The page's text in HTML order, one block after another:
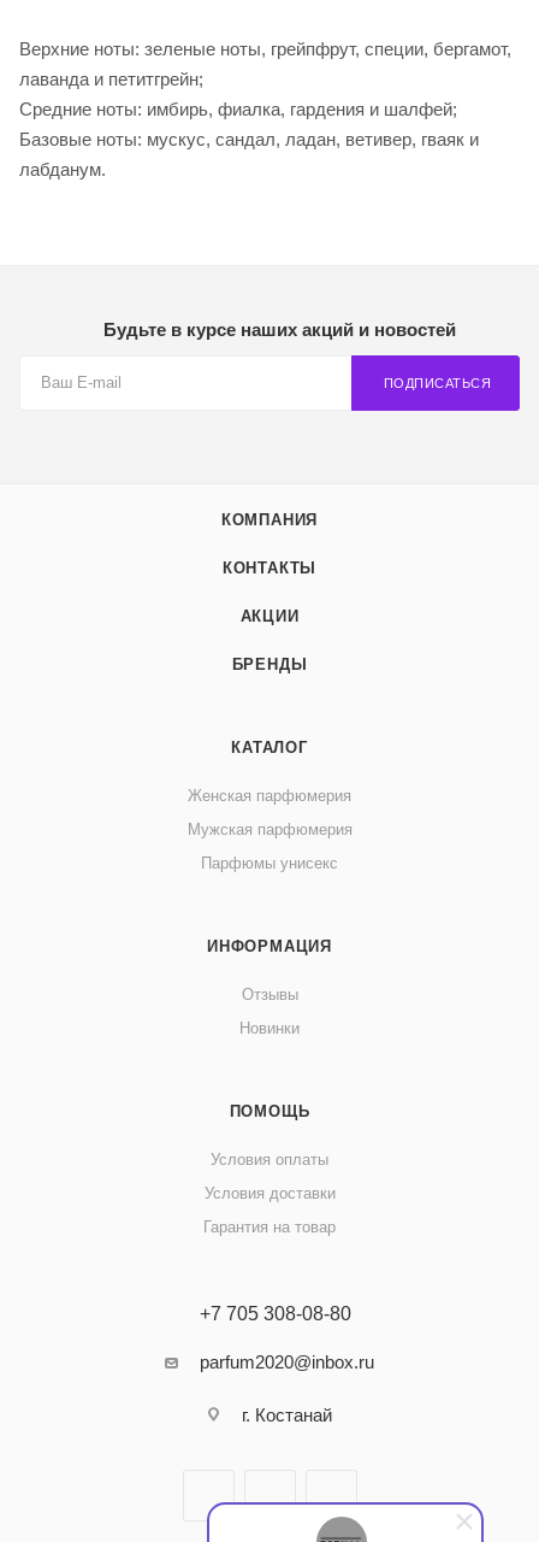
Верхние ноты: зеленые ноты, грейпфрут, специи, бергамот,
лаванда и петитгрейн;
Средние ноты: имбирь, фиалка, гардения и шалфей;
Базовые ноты: мускус, сандал, ладан, ветивер, гваяк и
лабданум.
Будьте в курсе наших акций и новостей
ПОДПИСАТЬСЯ
КОМПАНИЯ
КОНТАКТЫ
АКЦИИ
БРЕНДЫ
КАТАЛОГ
Женская парфюмерия
Мужская парфюмерия
Парфюмы унисекс
ИНФОРМАЦИЯ
Отзывы
Новинки
ПОМОЩЬ
Условия оплаты
Условия доставки
Гарантия на товар
+7 705 308-08-80
parfum2020@inbox.ru
г. Костанай